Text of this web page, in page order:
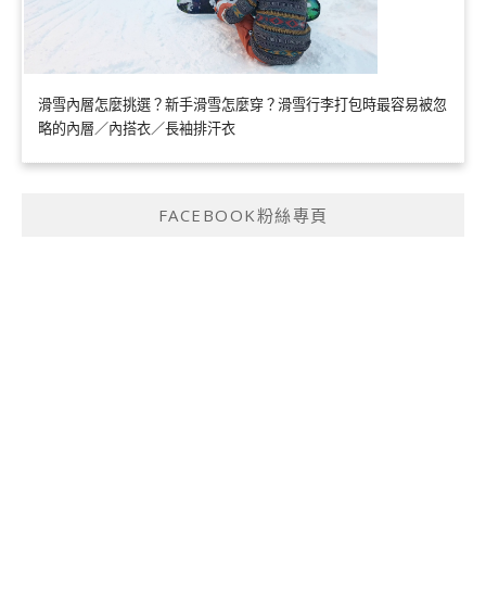
滑雪內層怎麼挑選？新手滑雪怎麼穿？滑雪行李打包時最容易被忽
略的內層／內搭衣／長袖排汗衣
FACEBOOK粉絲專頁